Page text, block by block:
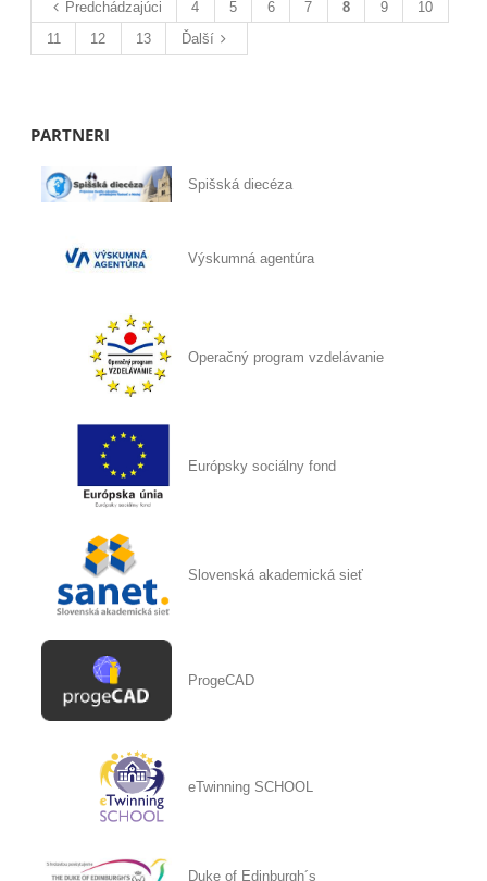
Predchádzajúci 4 5 6 7 8 9
10
11
12 13 Ďalší
PARTNERI
Spišská diecéza
Výskumná agentúra
Operačný program vzdelávanie
Európsky sociálny fond
Slovenská akademická sieť
ProgeCAD
eTwinning SCHOOL
Duke of Edinburgh´s